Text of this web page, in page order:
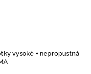
vysoké + nepropustná